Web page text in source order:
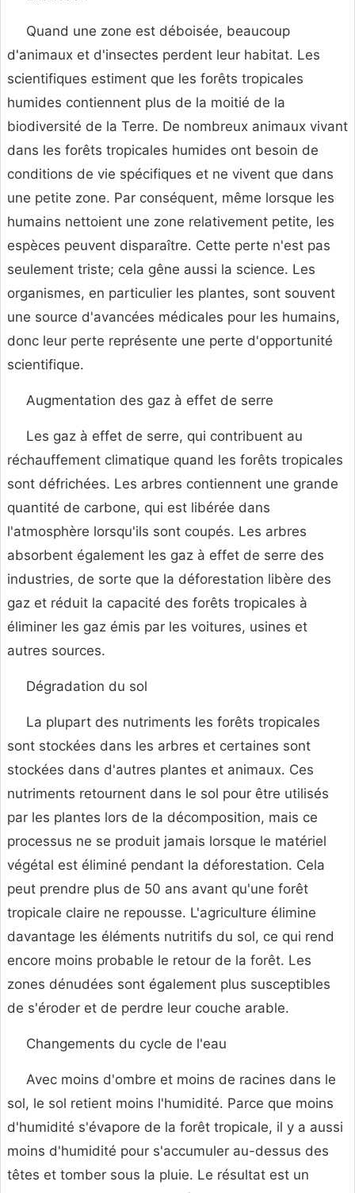
Quand une zone est déboisée, beaucoup
d'animaux et d'insectes perdent leur habitat. Les
scientifiques estiment que les forêts tropicales
humides contiennent plus de la moitié de la
biodiversité de la Terre. De nombreux animaux vivant
dans les forêts tropicales humides ont besoin de
conditions de vie spécifiques et ne vivent que dans
une petite zone. Par conséquent, même lorsque les
humains nettoient une zone relativement petite, les
espèces peuvent disparaître. Cette perte n'est pas
seulement triste; cela gêne aussi la science. Les
organismes, en particulier les plantes, sont souvent
une source d'avancées médicales pour les humains,
donc leur perte représente une perte d'opportunité
scientifique.
Augmentation des gaz à effet de serre
Les gaz à effet de serre, qui contribuent au
réchauffement climatique quand les forêts tropicales
sont défrichées. Les arbres contiennent une grande
quantité de carbone, qui est libérée dans
l'atmosphère lorsqu'ils sont coupés. Les arbres
absorbent également les gaz à effet de serre des
industries, de sorte que la déforestation libère des
gaz et réduit la capacité des forêts tropicales à
éliminer les gaz émis par les voitures, usines et
autres sources.
Dégradation du sol
La plupart des nutriments les forêts tropicales
sont stockées dans les arbres et certaines sont
stockées dans d'autres plantes et animaux. Ces
nutriments retournent dans le sol pour être utilisés
par les plantes lors de la décomposition, mais ce
processus ne se produit jamais lorsque le matériel
végétal est éliminé pendant la déforestation. Cela
peut prendre plus de 50 ans avant qu'une forêt
tropicale claire ne repousse. L'agriculture élimine
davantage les éléments nutritifs du sol, ce qui rend
encore moins probable le retour de la forêt. Les
zones dénudées sont également plus susceptibles
de s'éroder et de perdre leur couche arable.
Changements du cycle de l'eau
Avec moins d'ombre et moins de racines dans le
sol, le sol retient moins l'humidité. Parce que moins
d'humidité s'évapore de la forêt tropicale, il y a aussi
moins d'humidité pour s'accumuler au-dessus des
têtes et tomber sous la pluie. Le résultat est un